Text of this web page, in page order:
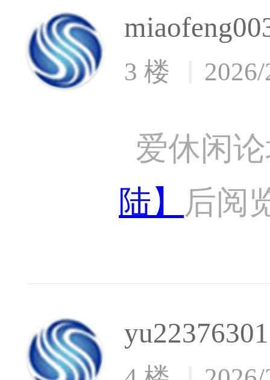
3 楼
爱休闲
陆】
后阅
yu22376301